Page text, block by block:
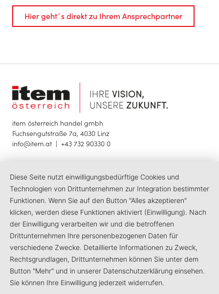
Hier geht´s direkt zu Ihrem Ansprechpartner
item österreich handel gmbh
Fuchsengutstraße 7a, 4030 Linz
info@item.at | +43 732 90330 0
Impressum
Datenschutzerklärung Barrierefreiheit
LinkedIn Facebook Instagram
Diese Seite nutzt einwilligungsbedürftige Cookies und
Technologien von Drittunternehmen zur Integration bestimmter
Funktionen. Wenn Sie auf den Button "Alles akzeptieren"
klicken, werden diese Funktionen aktiviert (Einwilligung). Nach
der Einwilligung verarbeiten wir und die betroffenen
Drittunternehmen Ihre personenbezogenen Daten für
verschiedene Zwecke. Detaillierte Informationen zu Zweck,
Rechtsgrundlagen, Drittunternehmen können Sie unter dem
Button "Mehr" und in unserer Datenschutzerklärung einsehen.
Sie können Ihre Einwilligung jederzeit widerrufen.